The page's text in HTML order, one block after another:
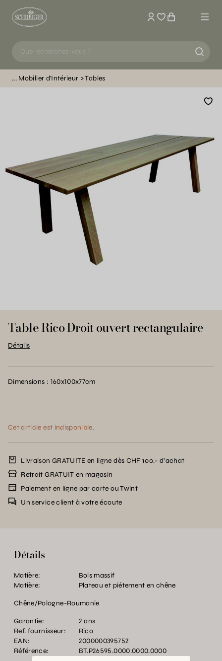
Mon compte
Mobilier d'Intérieur Tables
Table Rico Droit ouvert rectangulaire
Détails
Dimensions : 160x100x77cm
Cet article est indisponible.
Livraison GRATUITE en ligne dès CHF 100.- d’achat
Retrait GRATUIT en magasin
Paiement en ligne par carte ou Twint
Un service client à votre écoute
Détails
Matière:
Bois massif
Matière:
Plateau et piétement en chêne
Chêne/Pologne-Roumanie
Garantie:
2 ans
Ref. fournisseur:
Rico
EAN:
2000000395752
Référence:
BT.P26595.0000.0000.0000